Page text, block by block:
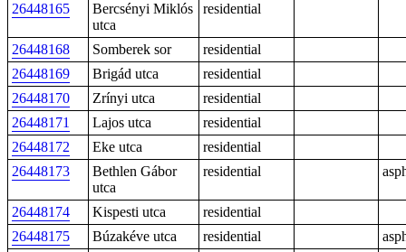
26448165
Bercsényi Miklós
utca
residential
26448168 Somberek sor
residential
26448169
Brigád utca
residential
26448170
Zrínyi utca
residential
26448171
Lajos utca
residential
26448172
Eke utca
residential
26448173
Bethlen Gábor
utca
residential
26448174 Kispesti utca
residential
26448175
Búzakéve utca residential